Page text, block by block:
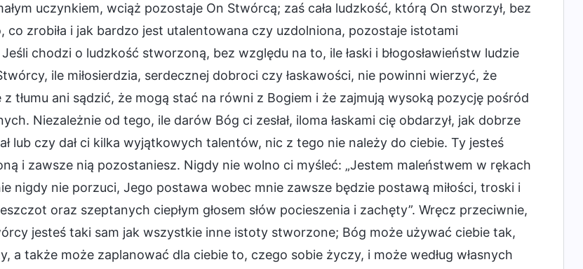
uczynkiem, wciąż pozostaje On Stwórcą; zaś cała ludzkość, którą On stworzył, bez
co zrobiła i jak bardzo jest utalentowana czy uzdolniona, pozostaje istotami
chodzi o ludzkość stworzoną, bez względu na to, ile łaski i błogosławieństw ludzie
ile miłosierdzia, serdecznej dobroci czy łaskawości, nie powinni wierzyć, że
tłumu ani sądzić, że mogą stać na równi z Bogiem i że zajmują wysoką pozycję pośród
Niezależnie od tego, ile darów Bóg ci zesłał, iloma łaskami cię obdarzył, jak dobrze
lub czy dał ci kilka wyjątkowych talentów, nic z tego nie należy do ciebie. Ty jesteś
i zawsze nią pozostaniesz. Nigdy nie wolno ci myśleć: „Jestem maleństwem w rękach
nigdy nie porzuci, Jego postawa wobec mnie zawsze będzie postawą miłości, troski i
oraz szeptanych ciepłym głosem słów pocieszenia i zachęty”. Wręcz przeciwnie,
jesteś taki sam jak wszystkie inne istoty stworzone; Bóg może używać ciebie tak,
a także może zaplanować dla ciebie to, czego sobie życzy, i może według własnych